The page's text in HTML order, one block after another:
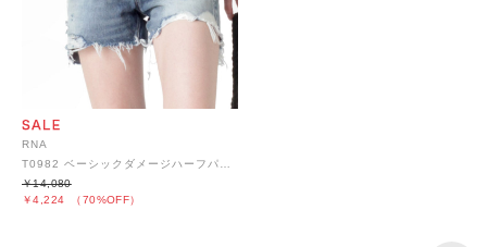
RNA
T0982 ベーシックダメージハーフパンツ
￥4,224 （70%OFF）
￥14,080